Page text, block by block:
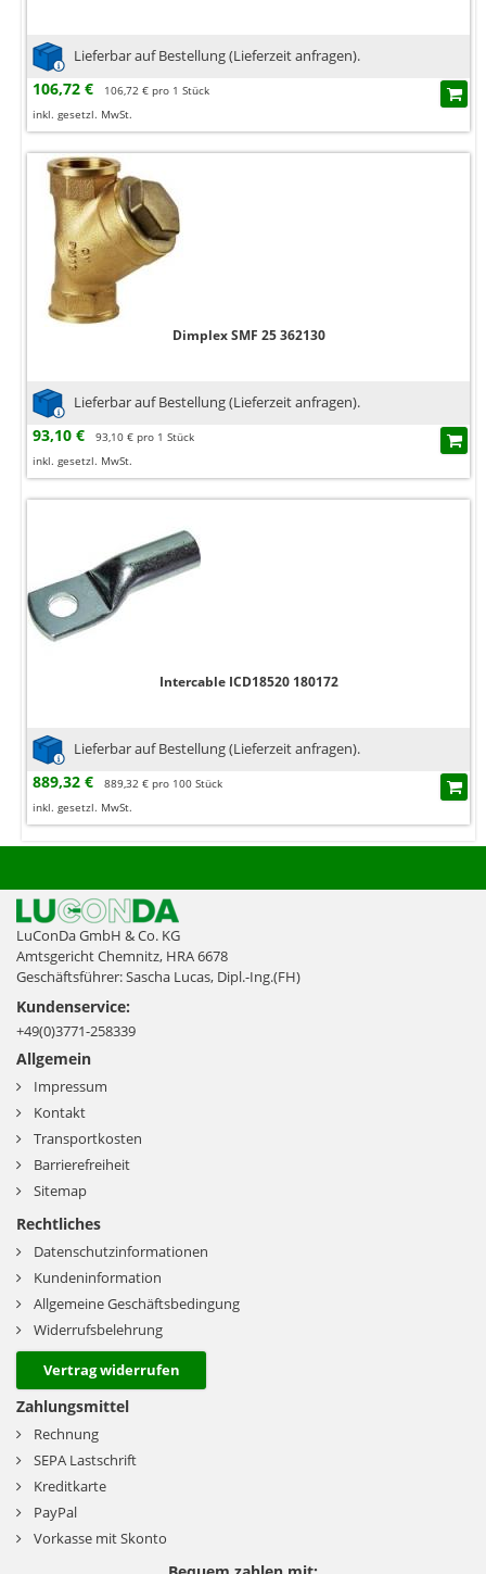
Lieferbar auf Bestellung (Lieferzeit anfragen).
106,72 €
106,72 € pro 1 Stück
inkl. gesetzl. MwSt.
Dimplex SMF 25 362130
Lieferbar auf Bestellung (Lieferzeit anfragen).
93,10 €
93,10 € pro 1 Stück
inkl. gesetzl. MwSt.
Intercable ICD18520 180172
Lieferbar auf Bestellung (Lieferzeit anfragen).
889,32 €
889,32 € pro 100 Stück
inkl. gesetzl. MwSt.
LuConDa GmbH & Co. KG
Amtsgericht Chemnitz, HRA 6678
Geschäftsführer: Sascha Lucas, Dipl.-Ing.(FH)
Kundenservice:
+49(0)3771-258339
Allgemein
Impressum
Kontakt
Transportkosten
Barrierefreiheit
Sitemap
Rechtliches
Datenschutzinformationen
Kundeninformation
Allgemeine Geschäftsbedingung
Widerrufsbelehrung
Vertrag widerrufen
Zahlungsmittel
Rechnung
SEPA Lastschrift
Kreditkarte
PayPal
Vorkasse mit Skonto